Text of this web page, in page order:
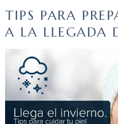
TIPS PARA
A LA LLEGADA